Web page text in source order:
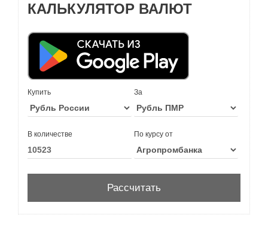
КАЛЬКУЛЯТОР ВАЛЮТ
Купить За
В количестве По курсу от